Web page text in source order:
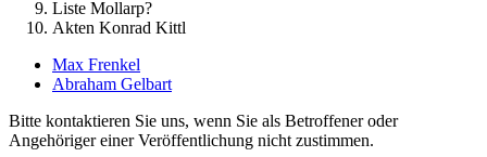
Liste Mollarp?
Akten Konrad Kittl
Max Frenkel
Abraham Gelbart
Bitte kontaktieren Sie uns, wenn Sie als Betroffener oder
Angehöriger einer Veröffentlichung nicht zustimmen.